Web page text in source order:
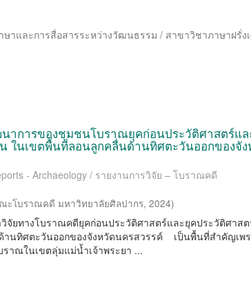
และการสื่อสารระหว่างวัฒนธรรม / สาขาวิชาภาษาฝรั่งเ
าการของชุมชนโบราณยุคก่อนประวัติศาสตร์แล
ในเขตพื้นที่ลอนลูกคลื่นด้านทิศตะวันออกของจัง
- Archaeology / รายงานการวิจัย – โบราณคดี
ะโบราณคดี มหาวิทยาลัยศิลปากร,2024)
วิจัยทางโบราณคดียุคก่อนประวัติศาสตร์และยุคประวัติศาส
นทิศตะวันออกของจังหวัดนครสวรรค์ เป็นพื้นที่สำคัญเพร
าณในเขตลุ่มแม่น้ำเจ้าพระยา ...